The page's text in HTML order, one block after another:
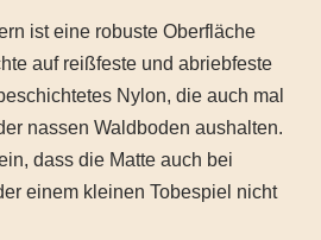
ist eine robuste Oberfläche
auf reißfeste und abriebfeste
Nylon, die auch mal
nassen Waldboden aushalten.
dass die Matte auch bei
einem kleinen Tobespiel nicht